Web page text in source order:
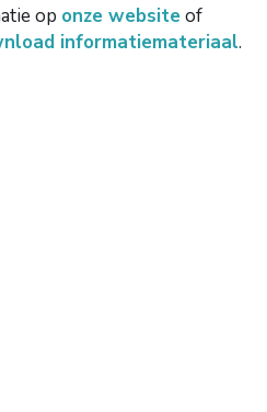
op onze websiteof
informatiemateriaal.